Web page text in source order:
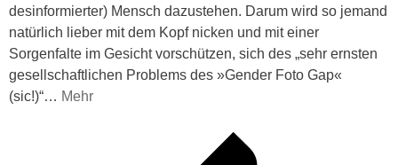
desinformierter) Mensch dazustehen. Darum wird so jemand
natürlich lieber mit dem Kopf nicken und mit einer
Sorgenfalte im Gesicht vorschützen, sich des „sehr ernsten
gesellschaftlichen Problems des »Gender Foto Gap«
(sic!)“… Mehr